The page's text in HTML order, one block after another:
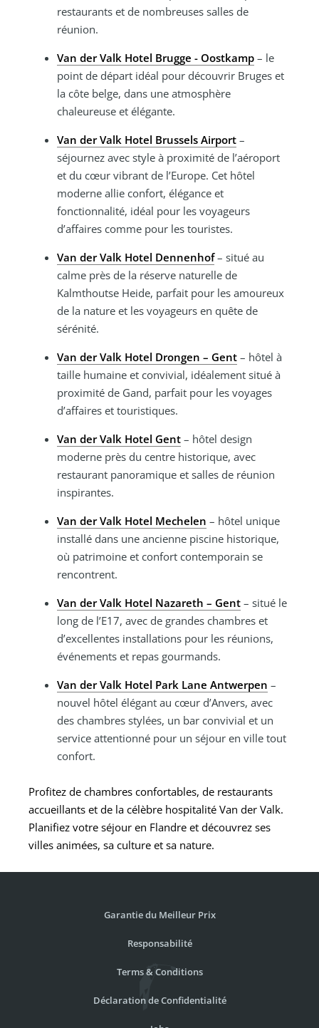
restaurants et de nombreuses salles de
réunion.
Van der Valk Hotel Brugge - Oostkamp – le
point de départ idéal pour découvrir Bruges et
la côte belge, dans une atmosphère
chaleureuse et élégante.
Van der Valk Hotel Brussels Airport –
séjournez avec style à proximité de l’aéroport
et du cœur vibrant de l’Europe. Cet hôtel
moderne allie confort, élégance et
fonctionnalité, idéal pour les voyageurs
d’affaires comme pour les touristes.
Van der Valk Hotel Dennenhof– situé au
calme près de la réserve naturelle de
Kalmthoutse Heide, parfait pour les amoureux
de la nature et les voyageurs en quête de
sérénité.
Van der Valk Hotel Drongen – Gent – hôtel à
taille humaine et convivial, idéalement situé à
proximité de Gand, parfait pour les voyages
d’affaires et touristiques.
Van der Valk Hotel Gent – hôtel design
moderne près du centre historique, avec
restaurant panoramique et salles de réunion
inspirantes.
Van der Valk Hotel Mechelen – hôtel unique
installé dans une ancienne piscine historique,
où patrimoine et confort contemporain se
rencontrent.
Van der Valk Hotel Nazareth – Gent – situé le
long de l’E17, avec de grandes chambres et
d’excellentes installations pour les réunions,
événements et repas gourmands.
Van der Valk Hotel Park Lane Antwerpen –
nouvel hôtel élégant au cœur d’Anvers, avec
des chambres stylées, un bar convivial et un
service attentionné pour un séjour en ville tout
confort.
Profitez de chambres confortables, de restaurants
accueillants et de la célèbre hospitalité Van der Valk.
Planifiez votre séjour en Flandre et découvrez ses
villes animées, sa culture et sa nature.
Garantie du Meilleur Prix
Responsabilité
Terms & Conditions
Déclaration de Confidentialité